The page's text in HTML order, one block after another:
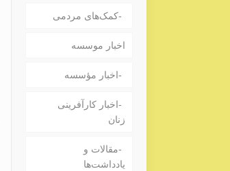
کمک‌های مردمی
اخبار موسسه
اخبار مؤسسه
اخبار کارآفرینی
زنان
مقالات و
یادداشت‌ها